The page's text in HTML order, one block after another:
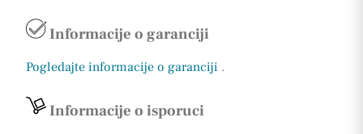
Informacije o garanciji
Pogledajte informacije o garanciji .
Informacije o isporuci